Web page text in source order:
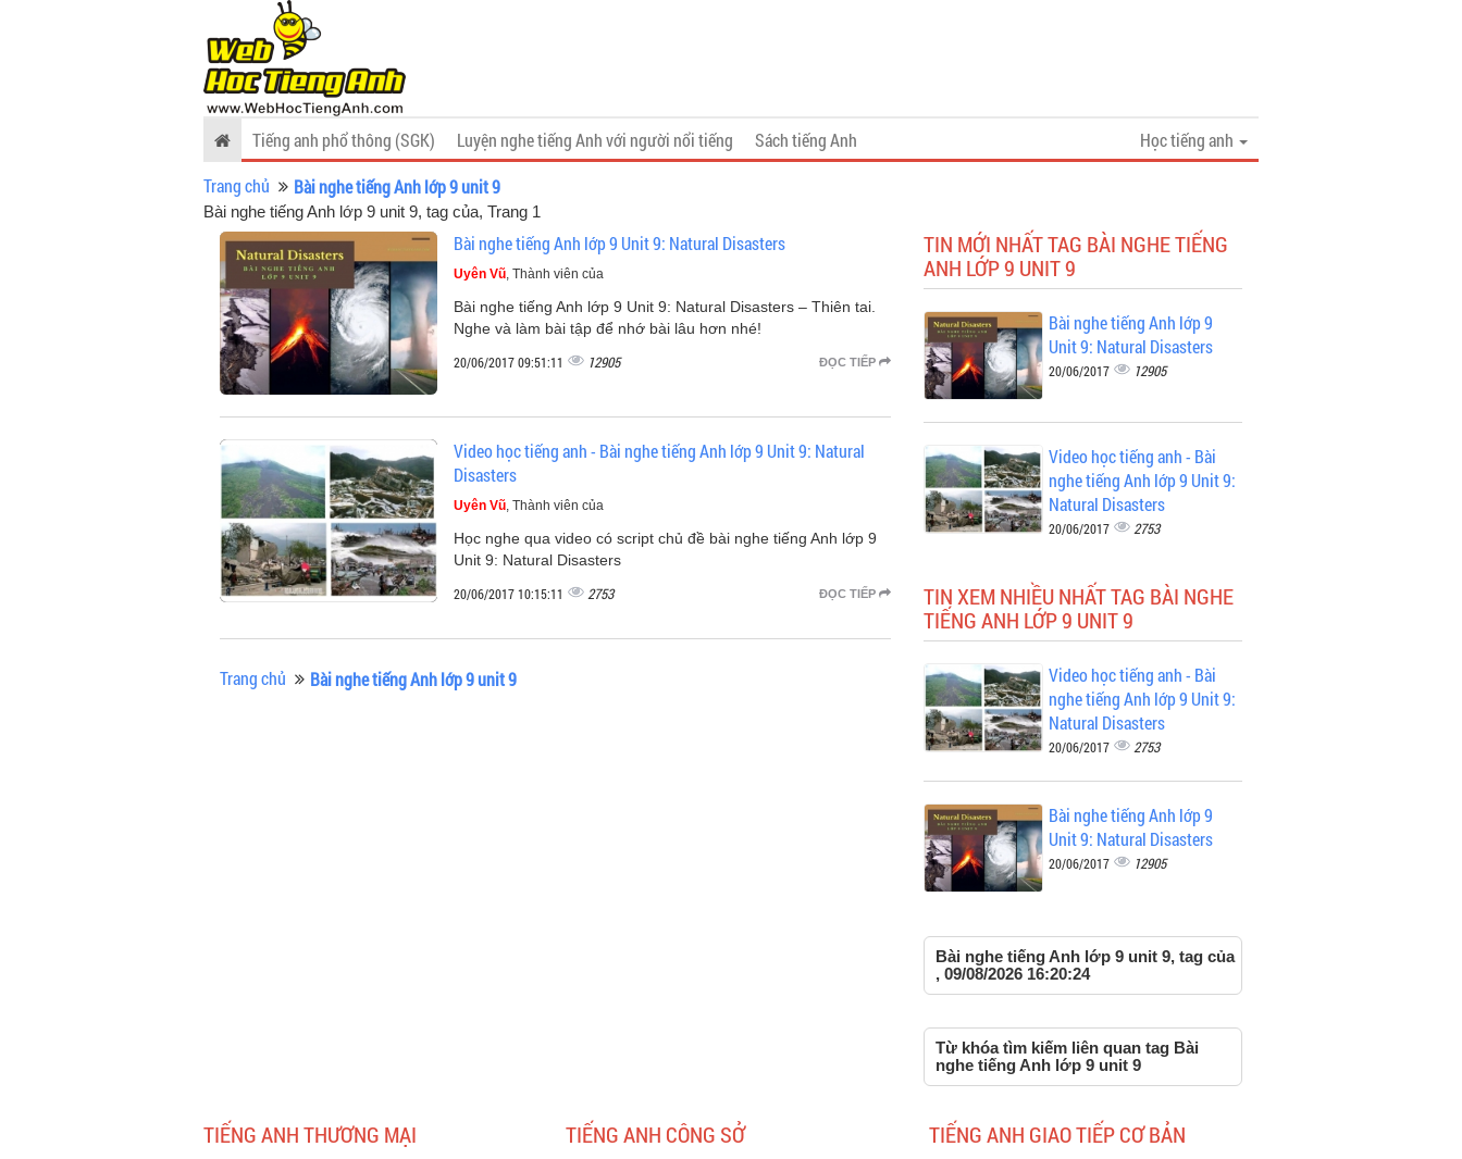
Tiếng anh phổ thông (SGK) Luyện nghe tiếng Anh với người nổi tiếng Sách tiếng Anh
Học tiếng anh
Trang chủ
Bài nghe tiếng Anh lớp 9 unit 9
Bài nghe tiếng Anh lớp 9 unit 9, tag của, Trang 1
Bài nghe tiếng Anh lớp 9 Unit 9: Natural Disasters
Uyên Vũ, Thành viên của
Bài nghe tiếng Anh lớp 9 Unit 9: Natural Disasters – Thiên tai.
Nghe và làm bài tập để nhớ bài lâu hơn nhé!
ĐỌC TIẾP
20/06/2017 09:51:11 12905
Video học tiếng anh - Bài nghe tiếng Anh lớp 9 Unit 9: Natural
Disasters
Uyên Vũ, Thành viên của
Học nghe qua video có script chủ đề bài nghe tiếng Anh lớp 9
Unit 9: Natural Disasters
ĐỌC TIẾP
20/06/2017 10:15:11 2753
Trang chủ Bài nghe tiếng Anh lớp 9 unit 9
TIN MỚI NHẤT TAG BÀI NGHE TIẾNG
ANH LỚP 9 UNIT 9
Bài nghe tiếng Anh lớp 9
Unit 9: Natural Disasters
20/06/2017 12905
Video học tiếng anh - Bài
nghe tiếng Anh lớp 9 Unit 9:
Natural Disasters
20/06/2017 2753
TIN XEM NHIỀU NHẤT TAG BÀI NGHE
TIẾNG ANH LỚP 9 UNIT 9
Video học tiếng anh - Bài
nghe tiếng Anh lớp 9 Unit 9:
Natural Disasters
20/06/2017 2753
Bài nghe tiếng Anh lớp 9
Unit 9: Natural Disasters
20/06/2017 12905
Bài nghe tiếng Anh lớp 9 unit 9, tag của
, 09/08/2026 16:20:24
Từ khóa tìm kiếm liên quan tag Bài
nghe tiếng Anh lớp 9 unit 9
TIẾNG ANH THƯƠNG MẠI TIẾNG ANH CÔNG SỞ TIẾNG ANH GIAO TIẾP CƠ BẢN